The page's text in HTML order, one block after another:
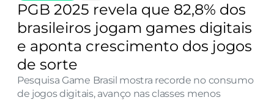
PGB 2025 revela que 82,8% dos
brasileiros jogam games digitais
e aponta crescimento dos jogos
de sorte
Pesquisa Game Brasil mostra recorde no consumo
de jogos digitais, avanço nas classes menos